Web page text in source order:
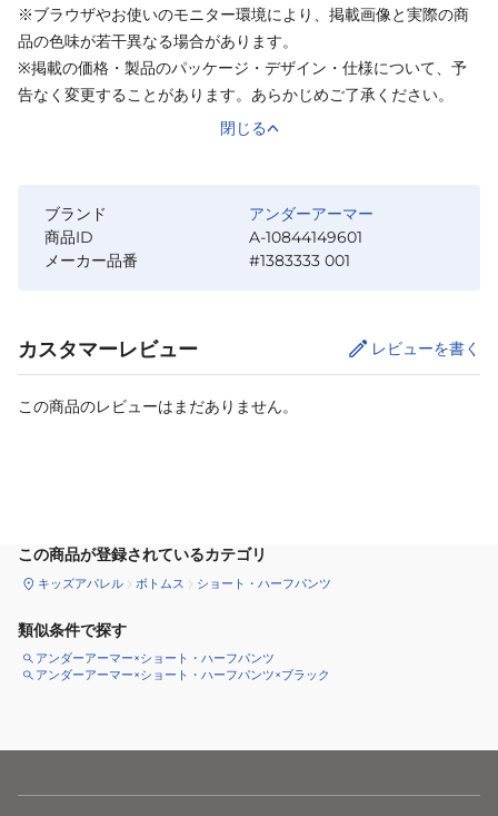
※ブラウザやお使いのモニター環境により、掲載画像と実際の商
品の色味が若干異なる場合があります。
※掲載の価格・製品のパッケージ・デザイン・仕様について、予
告なく変更することがあります。あらかじめご了承ください。
閉じる
ブランド
アンダーアーマー
商品ID
A-10844149601
メーカー品番
#1383333 001
カスタマーレビュー レビューを書く
この商品のレビューはまだありません。
この商品が登録されているカテゴリ
キッズアパレル ボトムス ショート・ハーフパンツ
類似条件で探す
アンダーアーマー×ショート・ハーフパンツ
アンダーアーマー×ショート・ハーフパンツ×ブラック